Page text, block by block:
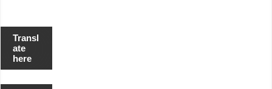
Transl
ate
here